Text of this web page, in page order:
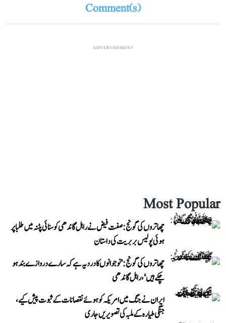
Comment(s)
ADVERTISEMENT
Most Popular
چھاتروں کی گونج: صفت فیض نے راہل گاندھی کو سنائی پٹنہ میں طلبا پر
ہوئی پولیس بربریت کی داستان
چھاتروں کی گونج: ’نوجوانوں کا درد یہ ہے کہ سارے دروازے بند ہو
چکے ہیں‘، راہل گاندھی
ایران نے جنگ میں امریکہ کو ہوئے نقصانات کے ثبوت پیش کیے،
جنگی طیارہ کے ملبہ کی تصویریں جاری